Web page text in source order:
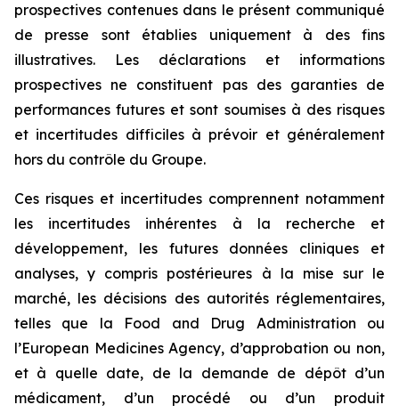
prospectives contenues dans le présent communiqué
de presse sont établies uniquement à des fins
illustratives. Les déclarations et informations
prospectives ne constituent pas des garanties de
performances futures et sont soumises à des risques
et incertitudes difficiles à prévoir et généralement
hors du contrôle du Groupe.
Ces risques et incertitudes comprennent notamment
les incertitudes inhérentes à la recherche et
développement, les futures données cliniques et
analyses, y compris postérieures à la mise sur le
marché, les décisions des autorités réglementaires,
telles que la Food and Drug Administration ou
l’European Medicines Agency, d’approbation ou non,
et à quelle date, de la demande de dépôt d’un
médicament, d’un procédé ou d’un produit